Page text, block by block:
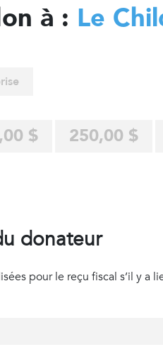
à : Le
$ 250,00 $
donateur
pour le reçu fiscal s’il y a